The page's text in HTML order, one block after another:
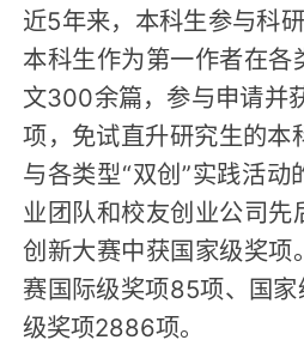
近5年来，本科生参与科
本科生作为第一作者在
文300余篇，参与申请并
项，免试直升研究生的
与各类型“双创”实践活
业团队和校友创业公司先
创新大赛中获国家级奖
赛国际级奖项85项、国
级奖项2886项。